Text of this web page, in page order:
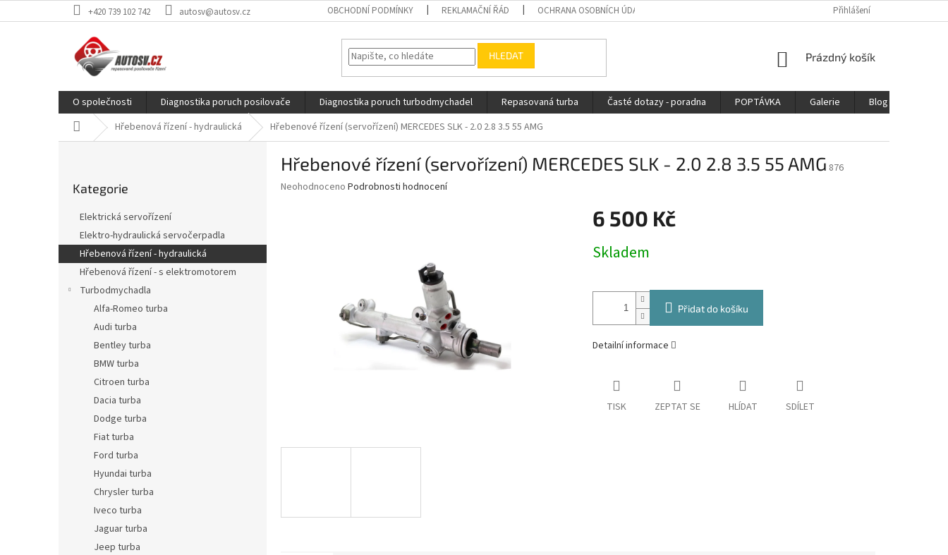
na
+420 739 102 742 autosv@autosv.cz OBCHODNÍ PODMÍNKY REKLAMAČNÍ ŘÁD OCHRANA OSOBNÍCH ÚDAJŮ Přihlášení
HLEDAT
NÁKUPNÍ
Prázdný košík
O společnosti Diagnostika poruch posilovače Diagnostika poruch turbodmychadel Repasovaná turba Časté dotazy - poradna POPTÁVKA Galerie Blog
Domů Hřebenová řízení - hydraulická Hřebenové řízení (servořízení) MERCEDES SLK - 2.0 2.8 3.5 55 AMG
n
kategorie
Kategorie
Elektrická servořízení
Elektro-hydraulická servočerpadla
Hřebenová řízení - hydraulická
Hřebenová řízení - s elektromotorem
Turbodmychadla
Alfa-Romeo turba
Audi turba
Bentley turba
BMW turba
Citroen turba
Dacia turba
Dodge turba
Fiat turba
Ford turba
Hyundai turba
Chrysler turba
Iveco turba
Jaguar turba
Jeep turba
Hřebenové řízení (servořízení) MERCEDES SLK - 2.0 2.8 3.5 55 AMG 876
Průměrné
Neohodnoceno Podrobnosti hodnocení
6 500 Kč
cena:
Skladem
Přidat do košíku
Detailní informace
TISK ZEPTAT SE HLÍDAT SDÍLET